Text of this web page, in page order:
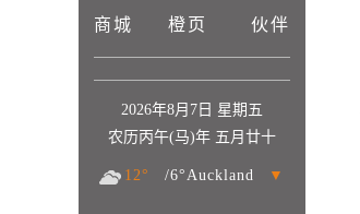
商城 橙页 伙伴
2026年8月7日 星期五
农历丙午(马)年 五月廿十
12° /6°Auckland ▼